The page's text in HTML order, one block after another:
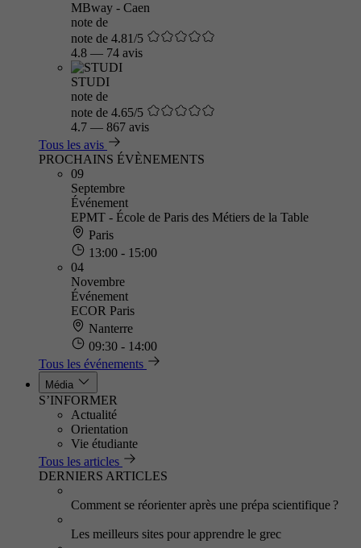
MBway - Caen
note de
note de 4.81/5
4.8 — 74 avis
STUDI
note de
note de 4.65/5
4.7 — 867 avis
Tous les avis
PROCHAINS ÉVÈNEMENTS
09
Septembre
Événement
EPMT - École de Paris des Métiers de la Table
Paris
13:00 - 15:00
04
Novembre
Événement
ECOR Paris
Nanterre
09:30 - 14:00
Tous les événements
Média
S’INFORMER
Actualité
Orientation
Vie étudiante
Tous les articles
DERNIERS ARTICLES
Comment se réorienter après une prépa scientifique ?
Les meilleurs sites pour apprendre le grec